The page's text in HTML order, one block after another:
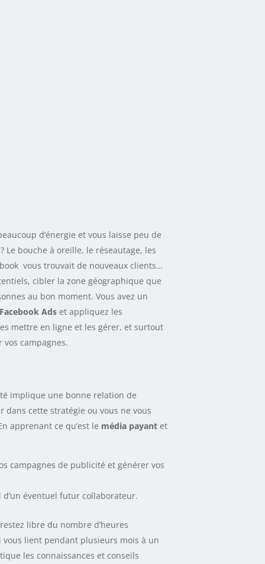
d’énergie et vous laisse peu de
bouche à oreille, le réseautage, les
vous trouvait de nouveaux clients…
cibler la zone géographique que
au bon moment. Vous avez un
Ads et appliquez les
mettre en ligne et les gérer, et surtout
campagnes.
implique une bonne relation de
dans cette stratégie ou vous ne vous
apprenant ce qu’est le média payant et
campagnes de publicité et générer vos
éventuel futur collaborateur.
libre du nombre d’heures
lient pendant plusieurs mois à un
les connaissances et conseils